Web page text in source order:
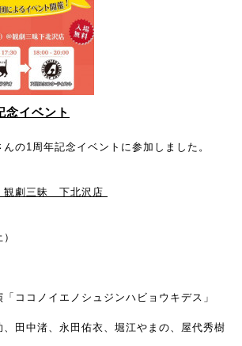
念イベント
の1周年記念イベントに参加しました。
観劇三昧 下北沢店
「ココノイエノシュジンハビョウキデス」
田中渚、永田佑衣、堀江やまの、屋代秀樹